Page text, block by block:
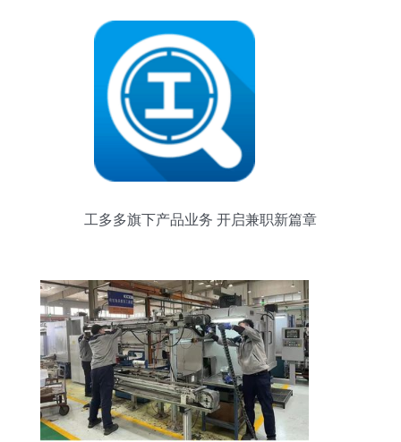
工多多旗下产品业务 开启兼职新篇章